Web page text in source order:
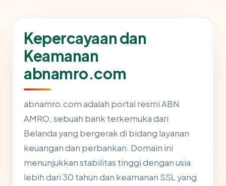
Kepercayaan dan
Keamanan
abnamro.com
abnamro.com adalah portal resmi ABN
AMRO, sebuah bank terkemuka dari
Belanda yang bergerak di bidang layanan
keuangan dan perbankan. Domain ini
menunjukkan stabilitas tinggi dengan usia
lebih dari 30 tahun dan keamanan SSL yang